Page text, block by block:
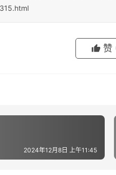
赞
2024年12月8日 上午11:45